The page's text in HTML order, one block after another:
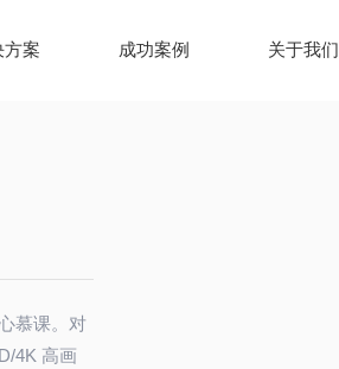
方案 成功案例 关于我们
慕课。对
4K 高画